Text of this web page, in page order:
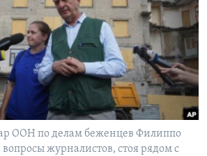
ООН по делам беженцев Филиппо
журналистов, стоя рядом с